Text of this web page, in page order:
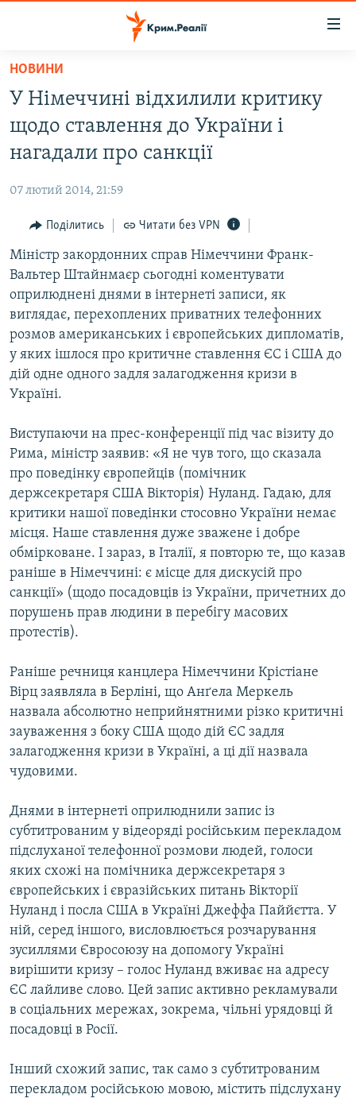
Перейти
основного
матеріалу
до
основної
Перейти
пошуку
БЛОГИ
ПОГЛЯД
ІНТЕРВ'Ю
ВСЕ ЗА ДЕНЬ
СПЕЦПРОЕКТИ
ДЕПОРТАЦІЯ
ВІДЕОУРОКИ «ELIFBE»
СВІДЧЕННЯ ОКУПАЦІЇ
УКРАЇНСЬКА ПРОБЛЕМА КРИМУ
ІНФОГРАФІКА
ЯК ОБІЙТИ БЛОКУВАННЯ
Русский
ДОЛУЧАЙСЯ!
Усі сайти RFE/RL
НОВИНИ
У Німеччині відхилили критику
щодо ставлення до України і
нагадали про санкції
07 лютий 2014, 21:59
Поділитись Читати без VPN
Міністр закордонних справ Німеччини Франк-
Вальтер Штайнмаєр сьогодні коментувати
оприлюднені днями в інтернеті записи, як
виглядає, перехоплених приватних телефонних
розмов американських і європейських дипломатів,
у яких ішлося про критичне ставлення ЄС і США до
дій одне одного задля залагодження кризи в
Україні.
Виступаючи на прес-конференції під час візиту до
Рима, міністр заявив: «Я не чув того, що сказала
про поведінку європейців (помічник
держсекретаря США Вікторія) Нуланд. Гадаю, для
критики нашої поведінки стосовно України немає
місця. Наше ставлення дуже зважене і добре
обмірковане. І зараз, в Італії, я повторю те, що казав
раніше в Німеччині: є місце для дискусій про
санкції» (щодо посадовців із України, причетних до
порушень прав людини в перебігу масових
протестів).
Раніше речниця канцлера Німеччини Крістіане
Вірц заявляла в Берліні, що Анґела Меркель
назвала абсолютно неприйнятними різко критичні
зауваження з боку США щодо дій ЄС задля
залагодження кризи в Україні, а ці дії назвала
чудовими.
Днями в інтернеті оприлюднили запис із
субтитрованим у відеоряді російським перекладом
підслуханої телефонної розмови людей, голоси
яких схожі на помічника держсекретаря з
європейських і євразійських питань Вікторії
Нуланд і посла США в Україні Джеффа Паййєтта. У
ній, серед іншого, висловлюється розчарування
зусиллями Євросоюзу на допомогу Україні
вирішити кризу – голос Нуланд вживає на адресу
ЄС лайливе слово. Цей запис активно рекламували
в соціальних мережах, зокрема, чільні урядовці й
посадовці в Росії.
Інший схожий запис, так само з субтитрованим
перекладом російською мовою, містить підслухану